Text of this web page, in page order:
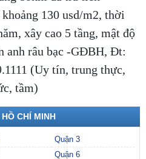
130 usd/m2, thời
xây cao 5 tầng, mật độ
anh râu bạc -GĐBH, Đt:
(Uy tín, trung thực,
tầm)
CHÍ MINH
Quận 3
Quận 6